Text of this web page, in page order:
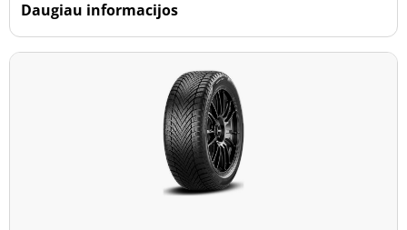
Daugiau informacijos